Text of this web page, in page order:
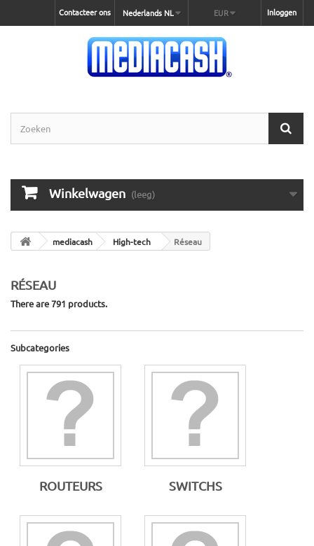
Inloggen
EUR
Nederlands NL
Contacteer ons
Winkelwagen (leeg)
mediacash High-tech Réseau
RÉSEAU
There are 791 products.
Subcategories
ROUTEURS SWITCHS